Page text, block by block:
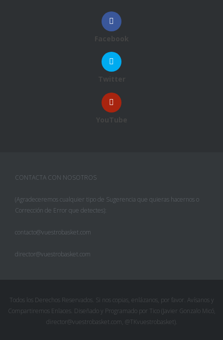
Facebook
Twitter
YouTube
CONTACTA CON NOSOTROS
(Agradeceremos cualquier tipo de Sugerencia que quieras hacernos o
Corrección de Error que detectes):
contacto@vuestrobasket.com
director@vuestrobasket.com
Todos los Derechos Reservados. Si nos copias, enlázanos, por favor. Avísanos y
Compartiremos Enlaces. Diseñado y Programado por Tico (Javier Gonzalo Micó,
director@vuestrobasket.com, @TKvuestrobasket).